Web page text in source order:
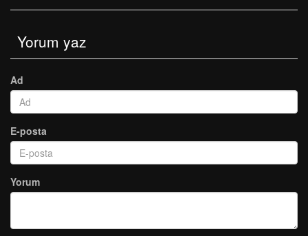
Yorum yaz
Ad
E-posta
Yorum